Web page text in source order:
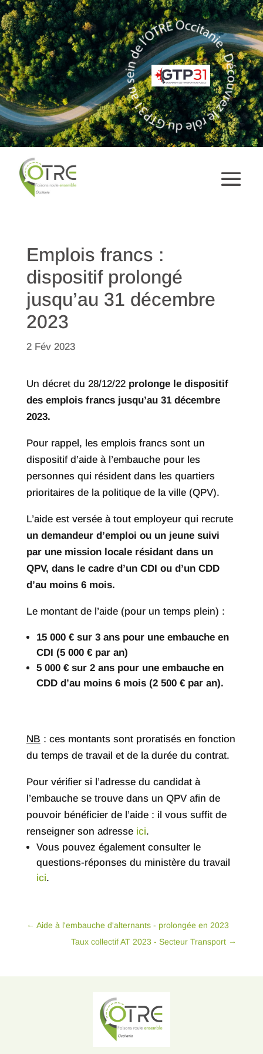
Emplois francs :
dispositif prolongé
jusqu’au 31 décembre
2023
2 Fév 2023
Un décret du 28/12/22 prolonge le dispositif
des emplois francs jusqu’au 31 décembre
2023.
Pour rappel, les emplois francs sont un
dispositif d’aide à l’embauche pour les
personnes qui résident dans les quartiers
prioritaires de la politique de la ville (QPV).
L’aide est versée à tout employeur qui recrute
un demandeur d’emploi ou un jeune suivi
par une mission locale résidant dans un
QPV, dans le cadre d’un CDI ou d’un CDD
d’au moins 6 mois.
Le montant de l’aide (pour un temps plein) :
15 000 € sur 3 ans pour une embauche en
CDI (5 000 € par an)
5 000 € sur 2 ans pour une embauche en
CDD d’au moins 6 mois (2 500 € par an).
NB : ces montants sont proratisés en fonction
du temps de travail et de la durée du contrat.
Pour vérifier si l’adresse du candidat à
l’embauche se trouve dans un QPV afin de
pouvoir bénéficier de l’aide : il vous suffit de
renseigner son adresse ici.
Vous pouvez également consulter le
questions-réponses du ministère du travail
ici.
← Aide à l'embauche d'alternants - prolongée en 2023
Taux collectif AT 2023 - Secteur Transport →